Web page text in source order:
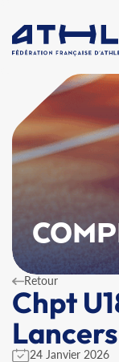
Retour
Chpt
24 Janvier 2026